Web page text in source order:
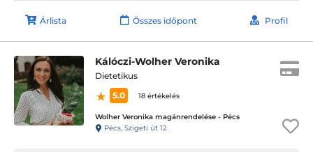
Árlista Összes időpont Profil
Kálóczi-Wolher Veronika
Dietetikus
5.0
18 értékelés
Wolher Veronika magánrendelése - Pécs
Pécs, Szigeti út 12.